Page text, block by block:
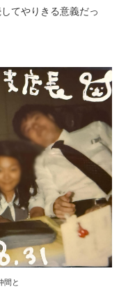
てやりきる意義だっ
間と